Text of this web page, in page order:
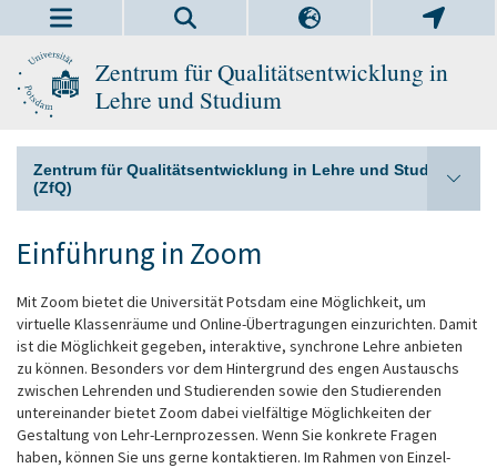
Zentrum für Qualitätsentwicklung in
Lehre und Studium
Zentrum für Qualitätsentwicklung in Lehre und Studium
(ZfQ)
Einführung in Zoom
Mit Zoom bietet die Universität Potsdam eine Möglichkeit, um
virtuelle Klassenräume und Online-Übertragungen einzurichten. Damit
ist die Möglichkeit gegeben, interaktive, synchrone Lehre anbieten
zu können. Besonders vor dem Hintergrund des engen Austauschs
zwischen Lehrenden und Studierenden sowie den Studierenden
untereinander bietet Zoom dabei vielfältige Möglichkeiten der
Gestaltung von Lehr-Lernprozessen. Wenn Sie konkrete Fragen
haben, können Sie uns gerne kontaktieren. Im Rahmen von Einzel-